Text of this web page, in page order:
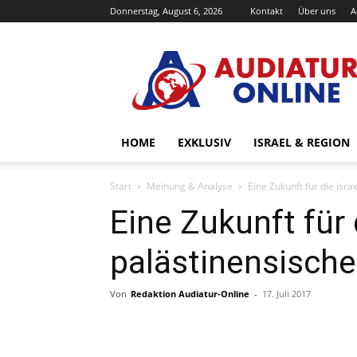
Donnerstag, August 6, 2026 Kontakt Über uns
Online
HOME EXKLUSIV ISRAEL & REGION
Start Meinung & Analyse Eine Zukunft für die
Eine Zukunft für
Von Redaktion Audiatur-Online - 17. Juli 2017